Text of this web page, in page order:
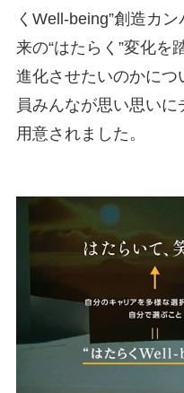
くWell-being”創造カ
来の“はたらく”変化を
進化させたいのかに
員みんなが思い思い
用意されました。